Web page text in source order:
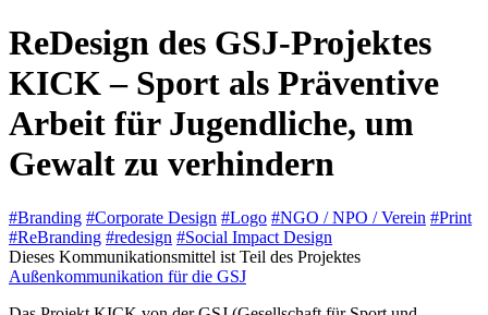
ReDesign des GSJ-Projektes
KICK – Sport als Präventive
Arbeit für Jugendliche, um
Gewalt zu verhindern
#Branding #Corporate Design #Logo #NGO / NPO / Verein #Print
#ReBranding #redesign #Social Impact Design
Dieses Kommunikationsmittel ist Teil des Projektes
Außenkommunikation für die GSJ